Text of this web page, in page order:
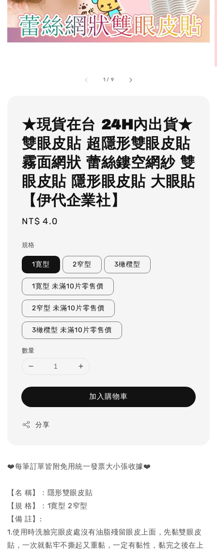
1 / 9
★現貨在台 24H內出貨★
雙眼皮貼 超隱形雙眼皮貼
霧面網狀 蕾絲鏤空網紗 雙
眼皮貼 隱形眼皮貼 大眼貼
【伊代企業社】
Regular
NT$ 4.0
規格
1寛型 2窄型 3橄欖型
1寛型 未滿10片零售價
2窄型 未滿10片零售價
3橄欖型 未滿10片零售價
數量
加入購物車
分享
❤️每筆訂單皆附免用統一發票大小張收據❤️
【名 稱】：隱形雙眼皮貼
【規 格】：1寛型 2窄型
【備 註】:
1.使用時洗臉完眼皮處沒有油脂殘留眼皮上面，先黏雙眼皮
貼，一次就黏牢不撕起又重黏，一定有黏性，黏完之後在上